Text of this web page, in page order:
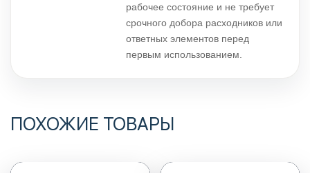
рабочее состояние и не требует
срочного добора расходников или
ответных элементов перед
первым использованием.
ПОХОЖИЕ ТОВАРЫ